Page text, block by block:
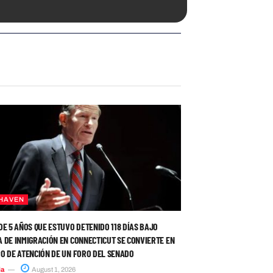
5 AÑOS QUE ESTUVO DETENIDO 118 DÍAS BAJO
DE INMIGRACIÓN EN CONNECTICUT SE CONVIERTE EN
DE ATENCIÓN DE UN FORO DEL SENADO
August 1, 2026